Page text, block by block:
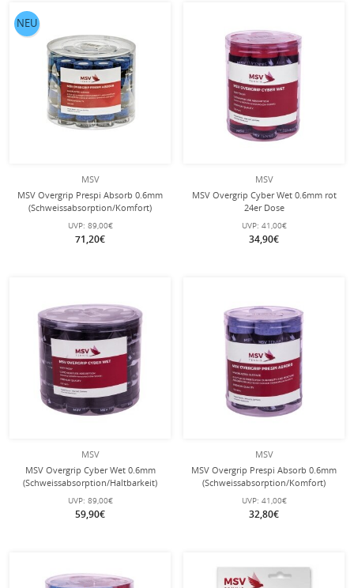
MSV
MSV Overgrip Prespi Absorb 0.6mm
(Schweissabsorption/Komfort)
dunkelblau 60er Box
UVP: 89,00€
71,20€
NEU
MSV
MSV Overgrip Cyber Wet 0.6mm rot
24er Dose
UVP: 41,00€
34,90€
MSV
MSV Overgrip Cyber Wet 0.6mm
(Schweissabsorption/Haltbarkeit)
schwarz 60er Box
UVP: 89,00€
59,90€
MSV
MSV Overgrip Prespi Absorb 0.6mm
(Schweissabsorption/Komfort)
hellblau 24er Dose
UVP: 41,00€
32,80€